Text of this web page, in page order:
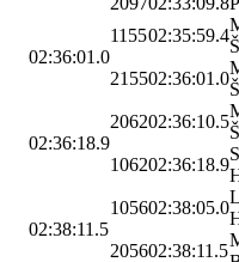
02:36:01.0
115502:35:59.4
215502:36:01.0
02:36:18.9
206202:36:10.5
106202:36:18.9
02:38:11.5
105602:38:05.0
205602:38:11.5